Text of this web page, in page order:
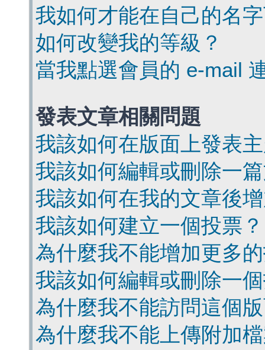
我如何才能在自己的名
如何改變我的等級？
當我點選會員的 e-mail
發表文章相關問題
我該如何在版面上發表
我該如何編輯或刪除一
我該如何在我的文章後
我該如何建立一個投票？
為什麼我不能增加更多
我該如何編輯或刪除一
為什麼我不能訪問這個
為什麼我不能上傳附加